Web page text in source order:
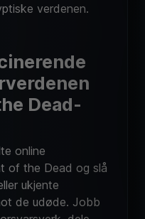
verdenen.
Dead-
online
of the Dead og slå
ukjente
de udøde. Jobb